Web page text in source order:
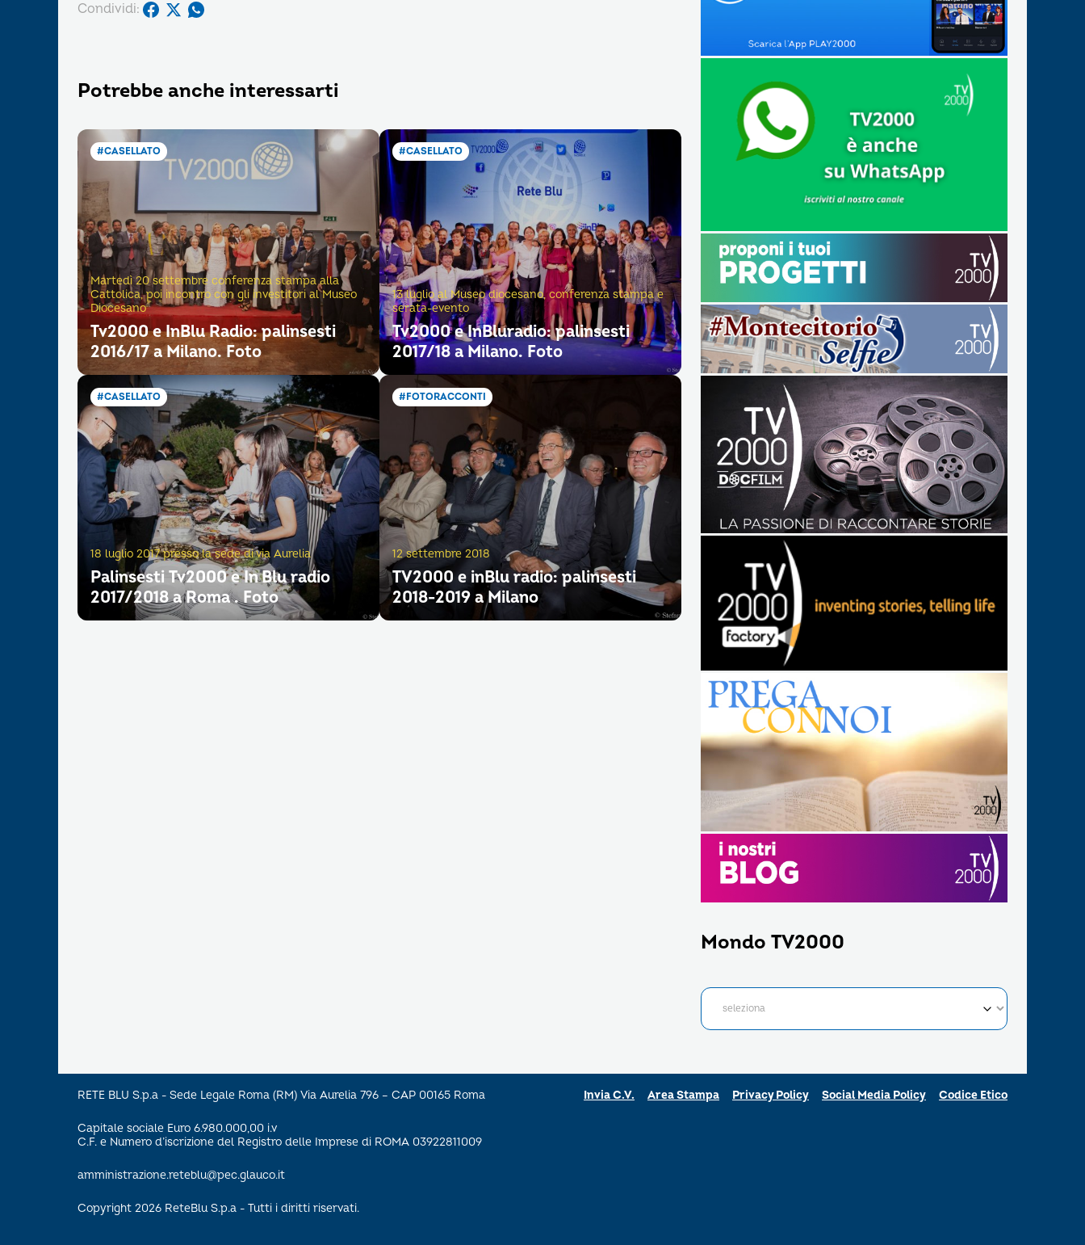
Condividi:
Potrebbe anche interessarti
#CASELLATO
Martedì 20 settembre conferenza stampa alla
Cattolica, poi incontro con gli investitori al Museo
Diocesano
Tv2000 e InBlu Radio: palinsesti
2016/17 a Milano. Foto
#CASELLATO
13 luglio al Museo diocesano, conferenza stampa e
serata-evento
Tv2000 e InBluradio: palinsesti
2017/18 a Milano. Foto
#CASELLATO
18 luglio 2017 presso la sede di via Aurelia
Palinsesti Tv2000 e In Blu radio
2017/2018 a Roma . Foto
#FOTORACCONTI
12 settembre 2018
TV2000 e inBlu radio: palinsesti
2018-2019 a Milano
Mondo TV2000
RETE BLU S.p.a - Sede Legale Roma (RM) Via Aurelia 796 – CAP 00165 Roma
Capitale sociale Euro 6.980.000,00 i.v
C.F. e Numero d’iscrizione del Registro delle Imprese di ROMA 03922811009
amministrazione.reteblu@pec.glauco.it
Copyright 2026 ReteBlu S.p.a - Tutti i diritti riservati.
Invia C.V. Area Stampa Privacy Policy Social Media Policy Codice Etico